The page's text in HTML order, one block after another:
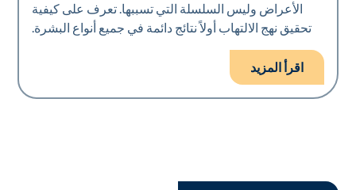
الأعراض وليس السلسلة التي تسببها. تعرف على كيفية
تحقيق نهج الالتهاب أولاً نتائج دائمة في جميع أنواع البشرة.
اقرأ المزيد